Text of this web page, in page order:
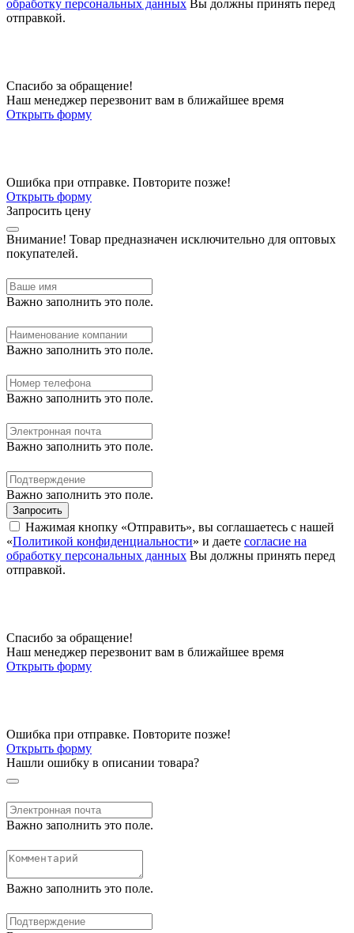
обработку персональных данных Вы должны принять перед
отправкой.
Спасибо за обращение!
Наш менеджер перезвонит вам в ближайшее время
Открыть форму
Ошибка при отправке. Повторите позже!
Открыть форму
Запросить цену
Внимание! Товар предназначен исключительно для оптовых
покупателей.
Важно заполнить это поле.
Важно заполнить это поле.
Важно заполнить это поле.
Важно заполнить это поле.
Важно заполнить это поле.
Запросить
Нажимая кнопку «Отправить», вы соглашаетесь с нашей
«Политикой конфиденциальности» и даете согласие на
обработку персональных данных Вы должны принять перед
отправкой.
Спасибо за обращение!
Наш менеджер перезвонит вам в ближайшее время
Открыть форму
Ошибка при отправке. Повторите позже!
Открыть форму
Нашли ошибку в описании товара?
Важно заполнить это поле.
Важно заполнить это поле.